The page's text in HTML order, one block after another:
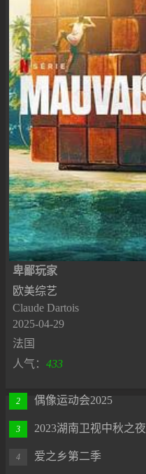
卑鄙玩家
欧美综艺
Claude Dartois
2025-04-29
法国
人气： 433
2 偶像运动会2025
3 2023湖南卫视中秋之夜
4 爱之乡第二季